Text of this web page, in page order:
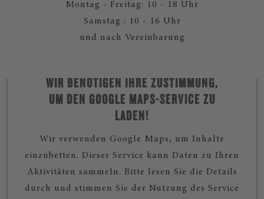
Montag - Freitag: 10 - 18 Uhr
Samstag : 10 - 16 Uhr
und nach Vereinbarung
WIR BENÖTIGEN IHRE ZUSTIMMUNG,
UM DEN GOOGLE MAPS-SERVICE ZU
LADEN!
Wir verwenden Google Maps, um Inhalte
einzubetten. Dieser Service kann Daten zu Ihren
Aktivitäten sammeln. Bitte lesen Sie die Details
durch und stimmen Sie der Nutzung des Service